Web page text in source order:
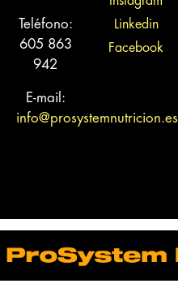
Teléfono:
605 863
942
E-mail:
info@prosystemnutricion.es
Linkedin
Facebook